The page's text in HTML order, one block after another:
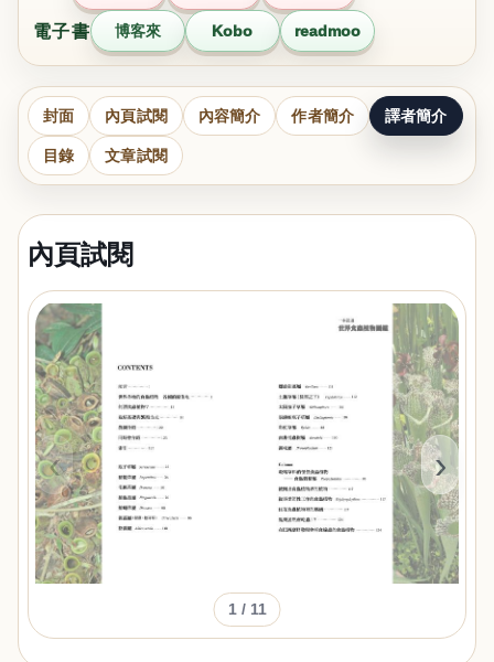
電子書 博客來 Kobo readmoo
封面 內頁試閱 內容簡介 作者簡介 譯者簡介
目錄 文章試閱
內頁試閱
‹ ›
1/ 11